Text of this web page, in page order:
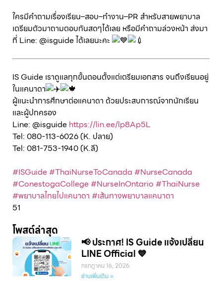
ใครมีคำถามเรื่องเรียน–สอบ–ทำงาน–PR สำหรับสายพยาบาล
เตรียมตัวมาถามตอบกันสดๆได้เลย หรือมีคำถามล่วงหน้า ส่งมา
ที่ Line: @isguide ได้เลยนะคะ
IS Guide เราดูแลทุกขั้นตอนตั้งแต่เตรียมเอกสาร จนถึงเรียนอยู่
ในแคนาดา
ผู้แนะนำการศึกษาต่อแคนาดา ด้วยประสบการณ์จากนักเรียน
และผู้ปกครอง
Line: @isguide https://lin.ee/lp8Ap5L
Tel: 080-113-6026 (K. ปลาย)
Tel: 081-753-1940 (K.ลี)
#ISGuide #ThaiNurseToCanada #NurseCanada
#ConestogaCollege #NurseInOntario #ThaiNurse
#พยาบาลไทยไปแคนาดา #เส้นทางพยาบาลแคนาดา
51
โพสต์ล่าสุด
📢 ประกาศ! IS Guide แจ้งเปลี่ยน
LINE Official 💙
กรกฎาคม 16, 2026
อ่านเพิ่มเติม »